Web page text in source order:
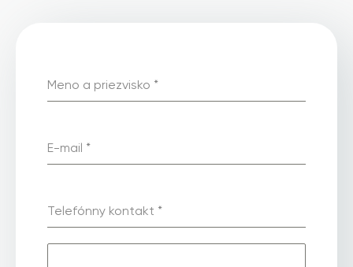
Meno a priezvisko *
E-mail *
Telefónny kontakt *